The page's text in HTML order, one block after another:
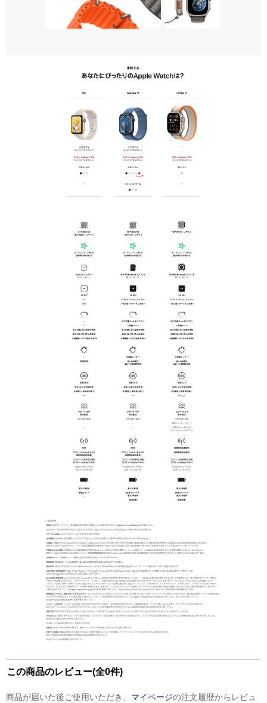
この商品のレビュー(全0件)
商品が届いた後ご使用いただき、 マイページの注文履歴からレビュ